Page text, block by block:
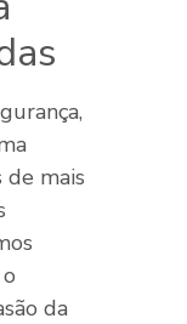
mais
da